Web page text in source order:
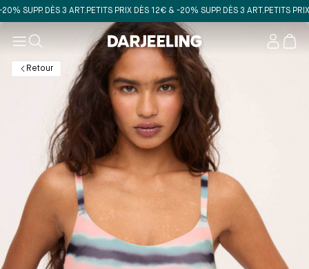
DÈS 3 ART. PETITS PRIX DÈS 12€ & -20% SUPP. DÈS 3 ART. PETITS PRIX
Mon
Retour